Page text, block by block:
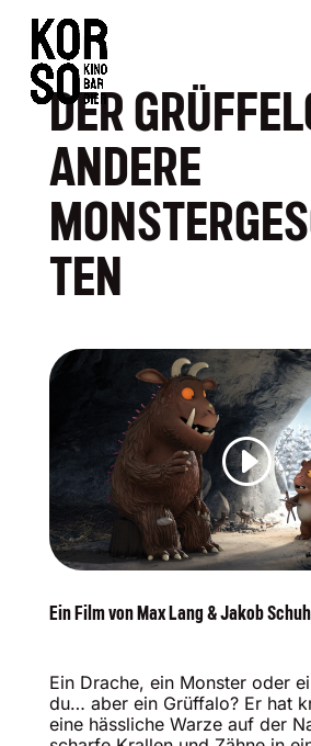
DER
ANDERE
TEN
Ein Film von Max Lang & Jakob Schuh
Ein Drache, ein Monster oder
du… aber ein Grüffalo? Er hat
eine hässliche Warze auf der